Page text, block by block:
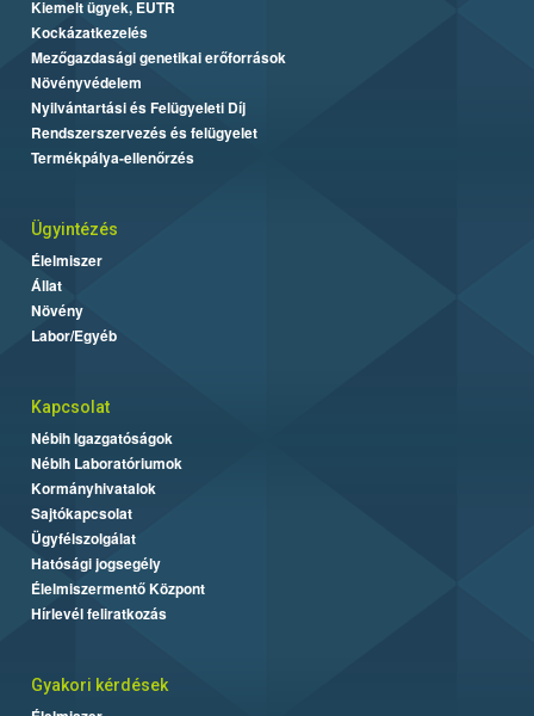
Kiemelt ügyek, EUTR
Kockázatkezelés
Mezőgazdasági genetikai erőforrások
Növényvédelem
Nyilvántartási és Felügyeleti Díj
Rendszerszervezés és felügyelet
Termékpálya-ellenőrzés
Ügyintézés
Élelmiszer
Állat
Növény
Labor/Egyéb
Kapcsolat
Nébih Igazgatóságok
Nébih Laboratóriumok
Kormányhivatalok
Sajtókapcsolat
Ügyfélszolgálat
Hatósági jogsegély
Élelmiszermentő Központ
Hírlevél feliratkozás
Gyakori kérdések